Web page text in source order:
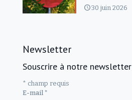
30 juin 2026
Newsletter
Souscrire à notre newsletter
* champ requis
E-mail *